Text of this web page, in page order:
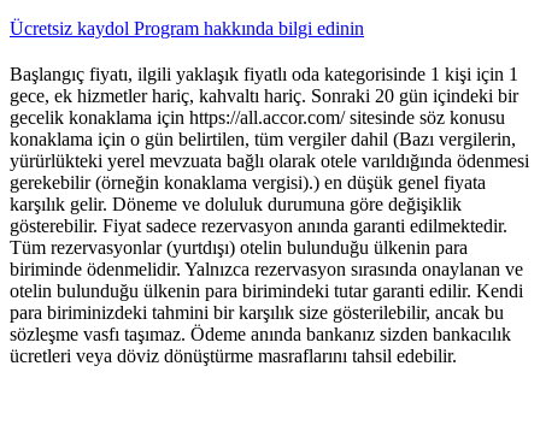
Ücretsiz kaydol Program hakkında bilgi edinin
Başlangıç fiyatı, ilgili yaklaşık fiyatlı oda kategorisinde 1 kişi için 1
gece, ek hizmetler hariç, kahvaltı hariç. Sonraki 20 gün içindeki bir
gecelik konaklama için https://all.accor.com/ sitesinde söz konusu
konaklama için o gün belirtilen, tüm vergiler dahil (Bazı vergilerin,
yürürlükteki yerel mevzuata bağlı olarak otele varıldığında ödenmesi
gerekebilir (örneğin konaklama vergisi).) en düşük genel fiyata
karşılık gelir. Döneme ve doluluk durumuna göre değişiklik
gösterebilir. Fiyat sadece rezervasyon anında garanti edilmektedir.
Tüm rezervasyonlar (yurtdışı) otelin bulunduğu ülkenin para
biriminde ödenmelidir. Yalnızca rezervasyon sırasında onaylanan ve
otelin bulunduğu ülkenin para birimindeki tutar garanti edilir. Kendi
para biriminizdeki tahmini bir karşılık size gösterilebilir, ancak bu
sözleşme vasfı taşımaz. Ödeme anında bankanız sizden bankacılık
ücretleri veya döviz dönüştürme masraflarını tahsil edebilir.